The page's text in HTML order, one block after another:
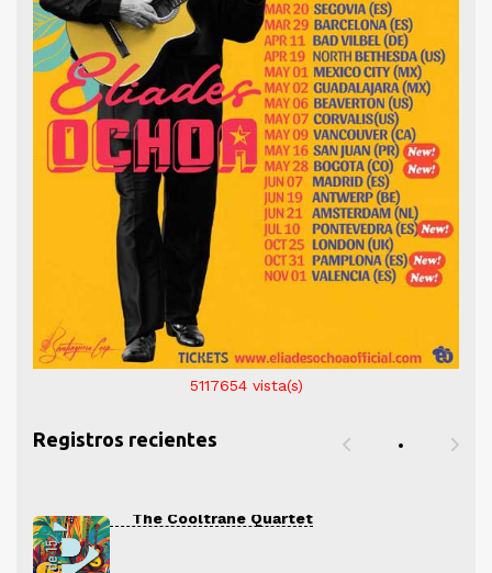
5117654 vista(s)
Registros recientes
The Cooltrane Quartet